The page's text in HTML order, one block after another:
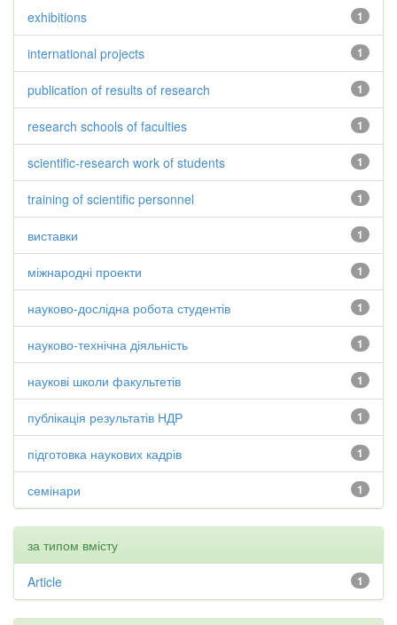
1
exhibitions
1
international projects
1
publication of results of research
1
research schools of faculties
1
scientific-research work of students
1
training of scientific personnel
1
виставки
1
міжнародні проекти
1
науково-дослідна робота студентів
1
науково-технічна діяльність
1
наукові школи факультетів
1
публікація результатів НДР
1
підготовка наукових кадрів
1
семінари
за типом вмісту
1
Article